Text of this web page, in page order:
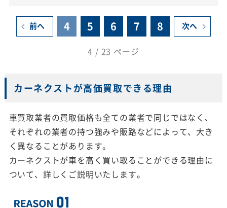
前へ 4 5 6 7 8 次へ
4 / 23 ページ
カーネクストが高価買取できる理由
車買取業者の買取価格も全ての業者で同じではなく、
それぞれの業者の持つ強みや販路などによって、大き
く異なることがあります。
カーネクストが車を高く買い取ることができる理由に
ついて、詳しくご説明いたします。